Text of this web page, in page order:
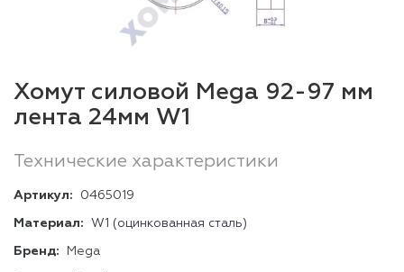
Хомут силовой Mega 92-97 мм
лента 24мм W1
Технические характеристики
Артикул: 0465019
Материал: W1 (оцинкованная сталь)
Бренд: Mega